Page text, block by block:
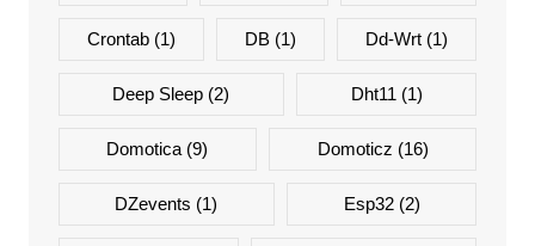
Crontab(1) DB (1) Dd-Wrt (1)
Deep Sleep (2) Dht11 (1)
Domotica (9) Domoticz (16)
DZevents (1) Esp32(2)